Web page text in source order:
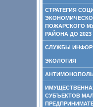
СТРАТЕГИЯ
ПОЖАРСКОГО
РАЙОНА ДО 2023
СЛУЖБЫ
ЭКОЛОГИЯ
СУБЪЕКТОВ